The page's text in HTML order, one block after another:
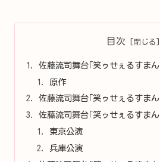
目次
佐藤流司舞台｢笑ゥせぇるすま
原作
佐藤流司舞台｢笑ゥせぇるすま
佐藤流司舞台｢笑ゥせぇるすま
東京公演
兵庫公演